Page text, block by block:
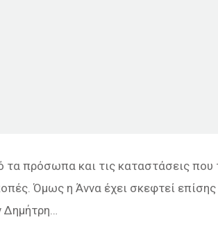
τα πρόσωπα και τις καταστάσεις
Όμως η Άννα έχει σκεφτεί